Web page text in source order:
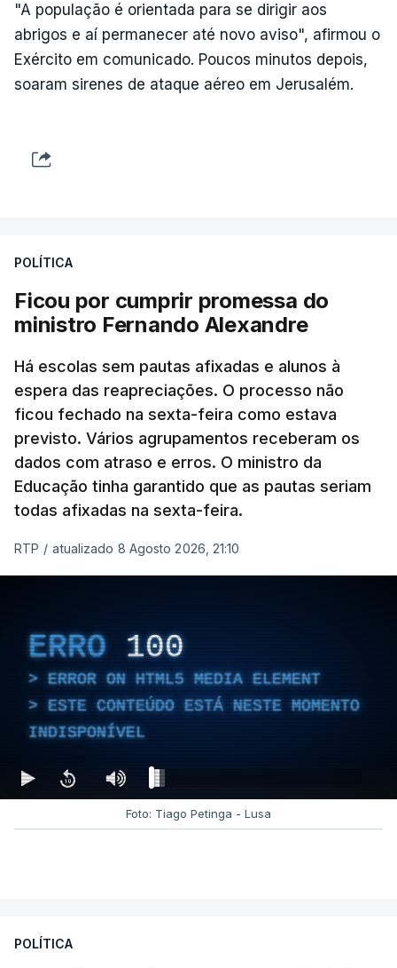
"A população é orientada para se dirigir aos
abrigos e aí permanecer até novo aviso", afirmou o
Exército em comunicado. Poucos minutos depois,
soaram sirenes de ataque aéreo em Jerusalém.
POLÍTICA
Ficou por cumprir promessa do
ministro Fernando Alexandre
Há escolas sem pautas afixadas e alunos à
espera das reapreciações. O processo não
ficou fechado na sexta-feira como estava
previsto. Vários agrupamentos receberam os
dados com atraso e erros. O ministro da
Educação tinha garantido que as pautas seriam
todas afixadas na sexta-feira.
RTP / atualizado 8 Agosto 2026, 21:10
ERRO 100
ERROR ON HTML5 MEDIA ELEMENT
ESTE CONTEÚDO ESTÁ NESTE MOMENTO
INDISPONÍVEL
Foto: Tiago Petinga - Lusa
POLÍTICA